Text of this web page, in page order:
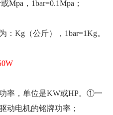
，1bar=0.1Mpa；
Kg（公斤），1bar=1Kg。
率，单位是KW或HP。①一
动电机的铭牌功率；